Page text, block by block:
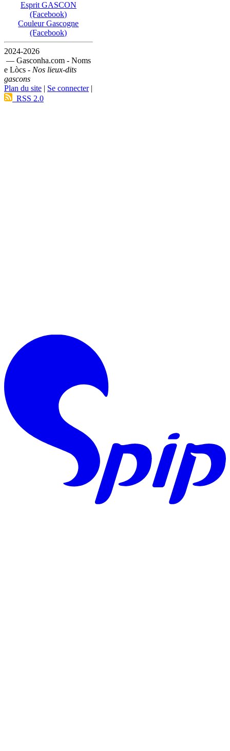
Esprit GASCON
(Facebook)
Couleur Gascogne
(Facebook)
2024-2026
— Gasconha.com - Noms
e Lòcs - Nos lieux-dits
gascons
Plan du site | Se connecter|
RSS 2.0